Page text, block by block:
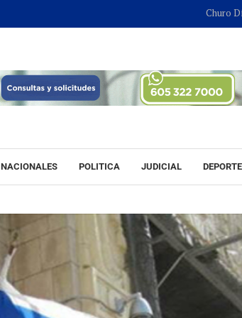
Churo Díaz
NACIONALES POLITICA JUDICIAL